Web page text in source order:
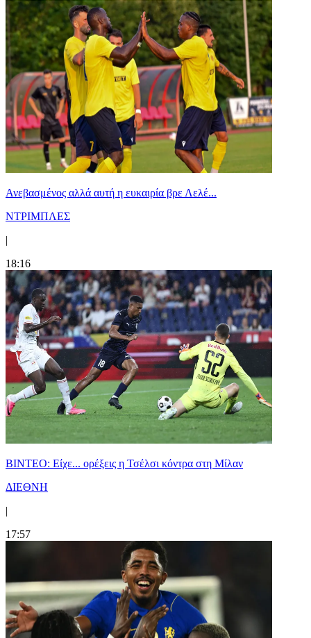
Ανεβασμένος αλλά αυτή η ευκαιρία βρε Λελέ...
ΝΤΡΙΜΠΛΕΣ
|
18:16
BINTEO: Είχε... ορέξεις η Τσέλσι κόντρα στη Μίλαν
ΔΙΕΘΝΗ
|
17:57